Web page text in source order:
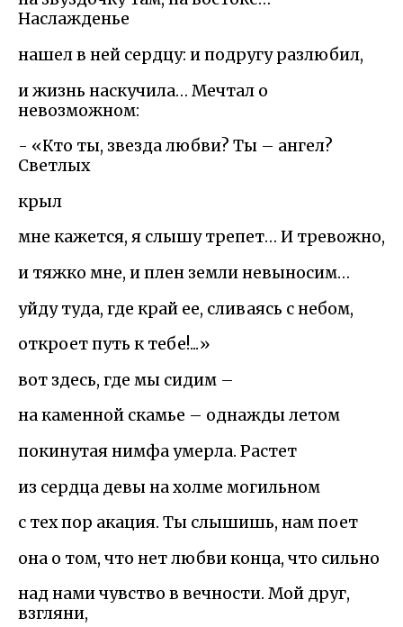
Наслажденье
нашел в ней сердцу: и подругу разлюбил,
и жизнь наскучила… Мечтал о
невозможном:
- «Кто ты, звезда любви? Ты – ангел?
Светлых
крыл
мне кажется, я слышу трепет… И тревожно,
и тяжко мне, и плен земли невыносим…
уйду туда, где край ее, сливаясь с небом,
откроет путь к тебе!...»
вот здесь, где мы сидим –
на каменной скамье – однажды летом
покинутая нимфа умерла. Растет
из сердца девы на холме могильном
с тех пор акация. Ты слышишь, нам поет
она о том, что нет любви конца, что сильно
над нами чувство в вечности. Мой друг,
взгляни,